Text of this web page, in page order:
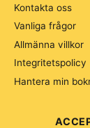
Kontakta oss
Vanliga frågor
Allmänna villkor
Integritetspolicy
Hantera min